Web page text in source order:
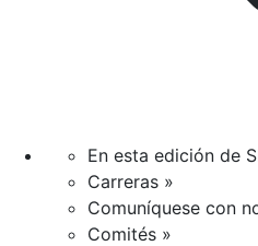
En esta edición de
Carreras »
Comuníquese con
Comités »